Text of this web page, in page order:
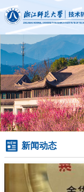
新闻动态